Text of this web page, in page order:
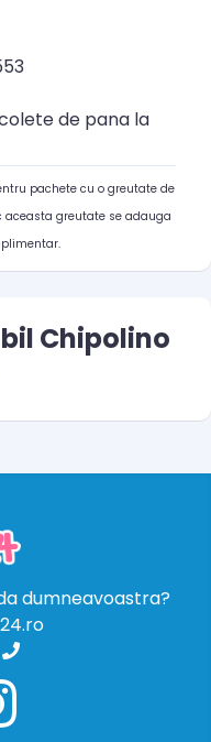
de pana la
pachete cu o greutate de
aceasta greutate se adauga
Chipolino
dumneavoastra?